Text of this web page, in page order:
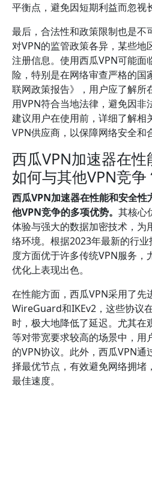
平衡点，避免因短期利益而忽视
最后，合法性和政策限制也是不
对VPN的监管政策各异，某些地
注册信息。使用西瓜VPN可能面
险，特别是在网络审查严格的国
联网政策报告》，用户应了解所
用VPN符合当地法律，避免因非
建议用户在使用前，详细了解相
VPN供应商，以保障网络安全和
西瓜VPN加速器在
如何与其他VPN竞争
西瓜VPN加速器在性能和安全性
他VPN竞争的多项优势。 其核心
体验与强大的数据加密技术，为
络环境。根据2023年最新的行
度方面优于许多传统VPN服务，
优化上表现出色。
在性能方面，西瓜VPN采用了先
WireGuard和IKEv2，这些协议
时，极大地降低了延迟。尤其在
等对带宽要求较高的场景中，用
的VPN协议。此外，西瓜VPN通
择最优节点，有效避免网络拥堵
最佳速度。